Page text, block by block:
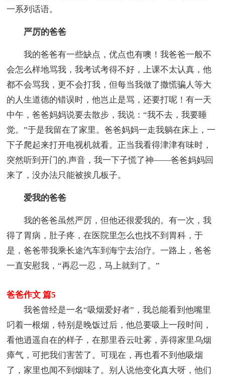
一系列话语。
严厉的爸爸
我的爸爸有一些缺点，优点也有噢！我爸爸一般不
会怎么样地骂我，我考试考得不好，上课不太认真，他
都不会骂我，更不会打我，但每当我做了撒慌骗人等大
的人生道德的错误时，他岂止是骂，还要打呢！有一天
中午，爸爸妈妈说要去散步，我说：“我不去，我要睡
觉。”于是我留在了家里。爸爸妈妈一走我躺在床上，一
下子爬起来打开电视机就看。正当我看得津津有味时，
突然听到开门的.声音，我一下子慌了神——爸爸妈妈回
来了，没办法只能被挨几板子。
爱我的爸爸
我的爸爸虽然严厉，但他还很爱我的。有一次，我
得了胃病，肚子疼，在医院里怎么也找不到胃科，于
是，爸爸带我乘长途汽车到海宁去治疗。一路上，爸爸
一直安慰我，“再忍一忍，马上就到了。”
爸爸作文 篇5
我爸曾经是一名“吸烟爱好者”，我总能看到他嘴里
叼着一根烟，特别是晚饭过后，他总要吸上一段时间，
看他逍遥自在的样子，在那里吞云吐雾，弄得家里乌烟
瘴气，可把我们害苦了。可现在，再也看不到他吸烟
了，家里也闻不到烟味了。别人说他变化真大呀，他们